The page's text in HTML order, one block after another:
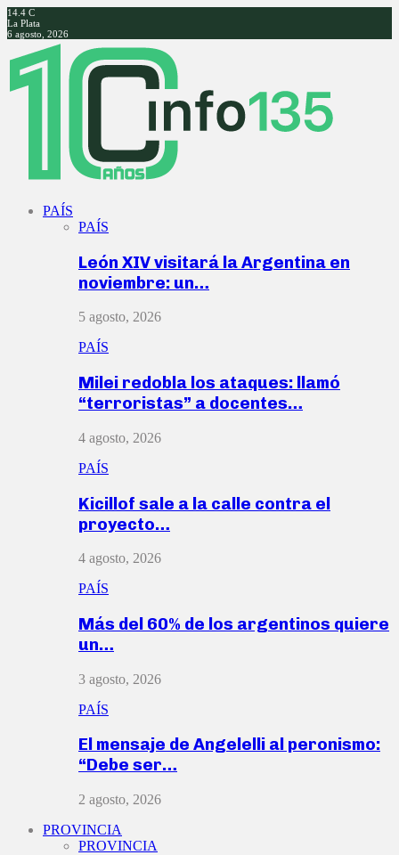
14.4 C
La Plata
6 agosto, 2026
Facebook
Twitter
Instagram
Youtube
PAÍS
PAÍS
León XIV visitará la Argentina en
noviembre: un…
5 agosto, 2026
PAÍS
Milei redobla los ataques: llamó
“terroristas” a docentes…
4 agosto, 2026
PAÍS
Kicillof sale a la calle contra el
proyecto…
4 agosto, 2026
PAÍS
Más del 60% de los argentinos quiere
un…
3 agosto, 2026
PAÍS
El mensaje de Angelelli al peronismo:
“Debe ser…
2 agosto, 2026
PROVINCIA
PROVINCIA